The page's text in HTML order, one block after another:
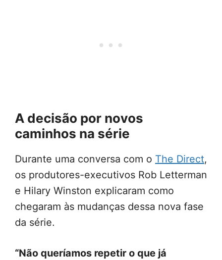
A decisão por novos
caminhos na série
Durante uma conversa com o The Direct,
os produtores-executivos Rob Letterman
e Hilary Winston explicaram como
chegaram às mudanças dessa nova fase
da série.
“Não queríamos repetir o que já